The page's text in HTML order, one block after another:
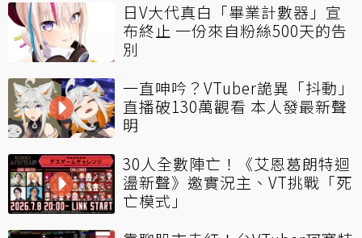
日V大代真白「畢業計數器」宣
布終止 一份來自粉絲500天的告
別
一直呻吟？VTuber詭異「抖動」
直播破130萬觀看 本人發最新聲
明
30人全數陣亡！《艾恩葛朗特迴
盪新聲》邀實況主、VT挑戰「死
亡模式」